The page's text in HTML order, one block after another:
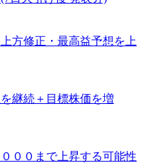
方修正・最高益予想を上
継続＋目標株価を増
００まで上昇する可能性